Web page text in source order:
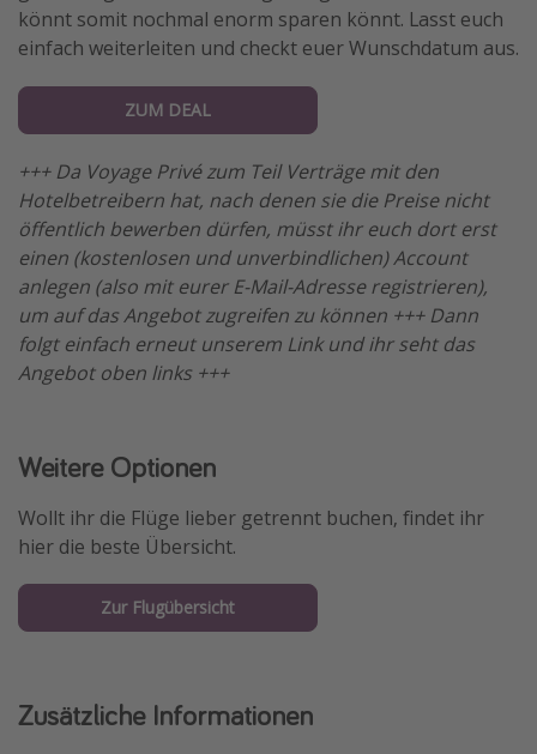
könnt somit nochmal enorm sparen könnt. Lasst euch
einfach weiterleiten und checkt euer Wunschdatum aus.
ZUM DEAL
+++ Da Voyage Privé zum Teil Verträge mit den
Hotelbetreibern hat, nach denen sie die Preise nicht
öffentlich bewerben dürfen, müsst ihr euch dort erst
einen (kostenlosen und unverbindlichen) Account
anlegen (also mit eurer E-Mail-Adresse registrieren),
um auf das Angebot zugreifen zu können +++ Dann
folgt einfach erneut unserem Link und ihr seht das
Angebot oben links +++
Weitere Optionen
Wollt ihr die Flüge lieber getrennt buchen, findet ihr
hier die beste Übersicht.
Zur Flugübersicht
Zusätzliche Informationen